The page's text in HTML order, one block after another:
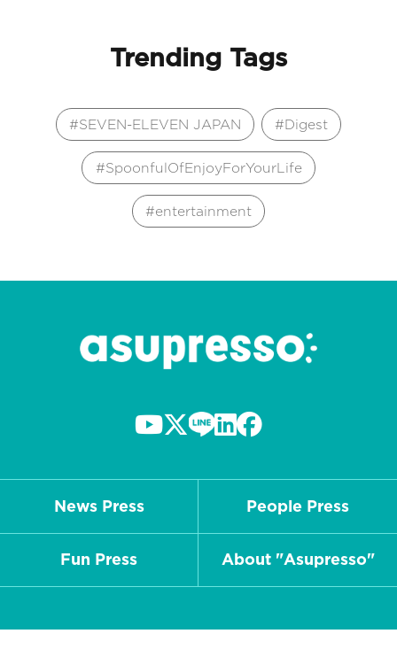
Trending Tags
SEVEN-ELEVEN JAPAN Digest
SpoonfulOfEnjoyForYourLife
entertainment
News Press People Press
Fun Press About "Asupresso"